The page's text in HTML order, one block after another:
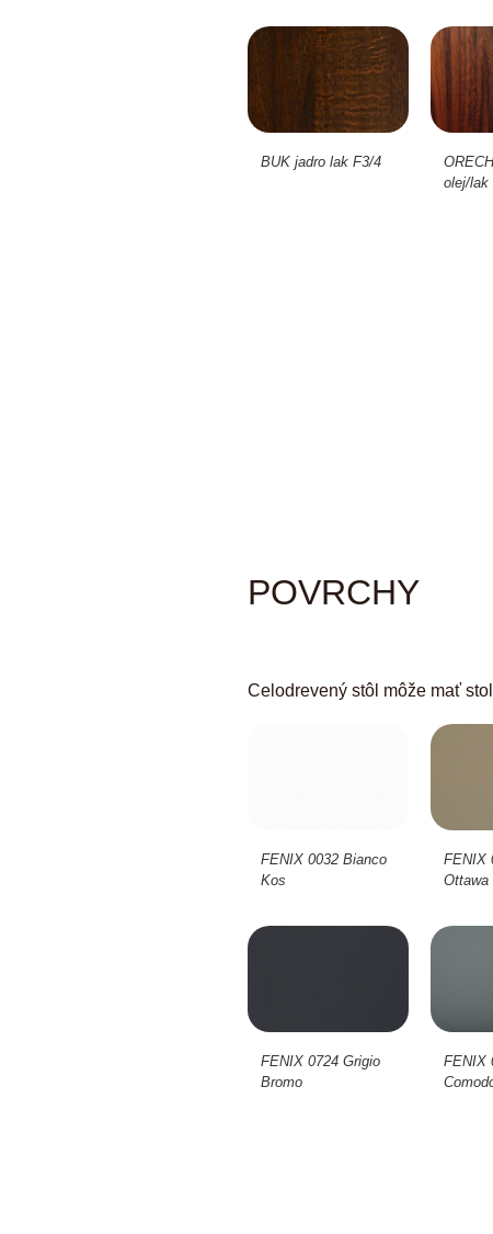
BUK jadro lak F3/4
olej/lak
POVRCHY
Celodrevený stôl môže mať
FENIX 0032 Bianco
Kos
FENIX
Ottawa
FENIX 0724 Grigio
Bromo
FENIX